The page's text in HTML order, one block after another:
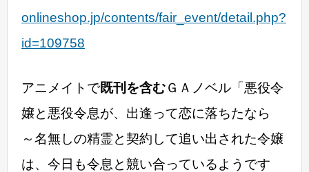
onlineshop.jp/contents/fair_event/detail.php?
id=109758
アニメイトで既刊を含むＧＡノベル「悪役令
嬢と悪役令息が、出逢って恋に落ちたなら
～名無しの精霊と契約して追い出された令嬢
は、今日も令息と競い合っているようです